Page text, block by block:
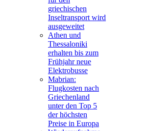
griechischen
Inseltransport wird
ausgeweitet
Athen und
Thessaloniki
erhalten bis zum
Frühjahr neue
Elektrobusse
Mabrian:
Flugkosten nach
Griechenland
unter den Top 5
der höchsten
Preise in Europa